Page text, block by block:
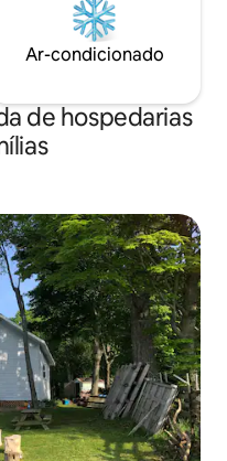
Ar-condicionado
de hospedarias